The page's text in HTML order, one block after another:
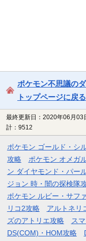
ポケモン不思議の
トップページに戻る
最終更新日：2020年06月03
計：9512
ポケモン ゴールド・シ
攻略
ポケモン オメガ
ン ダイヤモンド・パー
ジョン 時・闇の探検隊
ポケモン ルビー・サフ
リコ2攻略
アルトネリ
ズのアトリエ攻略
ス
DS(COM)・HOM攻略